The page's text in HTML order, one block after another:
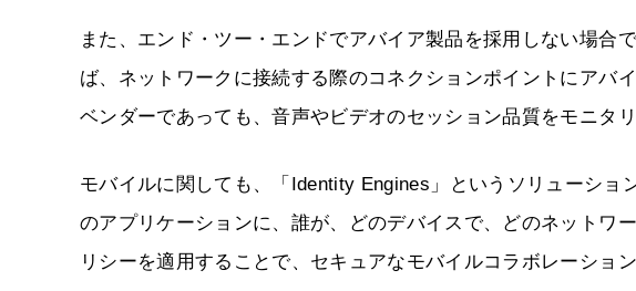
また、エンド・ツー・エンドでアバイア製品を採用しない場合
ば、ネットワークに接続する際のコネクションポイントにアバ
ベンダーであっても、音声やビデオのセッション品質をモニタ
モバイルに関しても、「Identity Engines」というソリューショ
のアプリケーションに、誰が、どのデバイスで、どのネットワ
リシーを適用することで、セキュアなモバイルコラボレーショ